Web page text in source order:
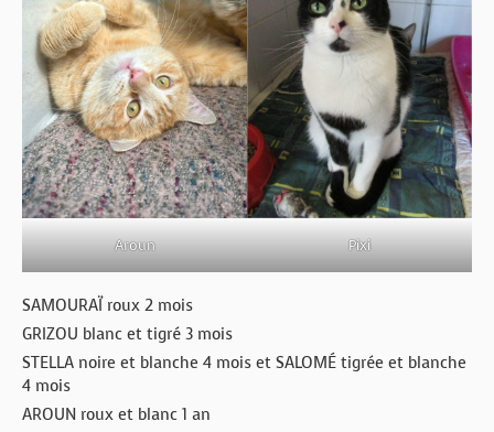
Aroun Pixi
SAMOURAÏ roux 2 mois
GRIZOU blanc et tigré 3 mois
STELLA noire et blanche 4 mois et SALOMÉ tigrée et blanche
4 mois
AROUN roux et blanc 1 an